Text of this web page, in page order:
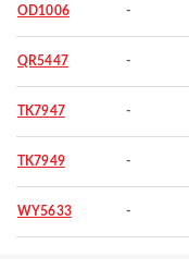
OD1006 -
QR5447 -
TK7947 -
TK7949 -
WY5633 -